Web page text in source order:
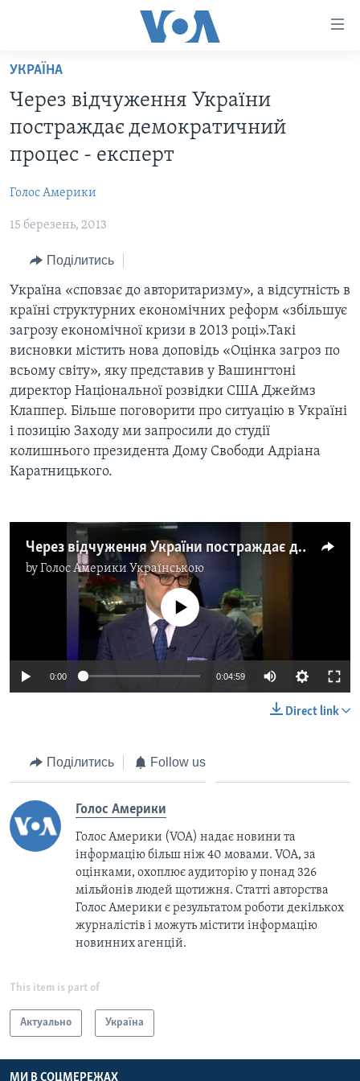
Перейти
матеріалу
Перейти
меню
сторінки
до
АКТУАЛЬНО
УКРАЇНА
ВІЙНА - ЦЕ ОСОБИСТЕ
УКРАЇНЦІ У СВІТІ
НАУКА
ЗДОРОВ'Я
КУЛЬТУРА
СУСПІЛЬСТВО
ЕКОНОМІКА
ІСТОРІЇ УСПІХУ УКРАЇНЦІВ
АНАЛІТИКА
АДМІНІСТРАЦІЯ ПРЕЗИДЕНТА ТРАМПА: ПЕРШІ 100
ДНІВ
ІНТЕРВ'Ю
БОРОТЬБА З ДЕЗІНФОРМАЦІЄЮ
ТЕЛЕПРОГРАМИ
ЧАС-TIME
БРИФІНГ ГОЛОСУ АМЕРИКИ
СТУДІЯ ВАШИНГТОН
ПРАЙМ-ТАЙМ
ПОГЛЯД З ВАШИНГТОНА
ENGLISH
Learning English
УКРАЇНА
Через відчуження України
постраждає демократичний
процес - експерт
Голос Америки
15 березень, 2013
Поділитись
Україна «сповзає до авторитаризму», а відсутність в
країні структурних економічних реформ «збільшує
загрозу економічної кризи в 2013 році».Такі
висновки містить нова доповідь «Оцінка загроз по
всьому світу», яку представив у Вашингтоні
директор Національної розвідки США Джеймз
Клаппер. Більше поговорити про ситуацію в Україні
і позицію Заходу ми запросили до студії
колишнього президента Дому Свободи Адріана
Каратницького.
Через відчуження України постраждає демократичний процес - експерт
byГолос Америки Українською
No media source currently available
0:00 0:04:59
Direct link
Поділитись Follow us
Голос Америки
Голос Америки (VOA) надає новини та
інформацію більш ніж 40 мовами. VOA, за
оцінками, охоплює аудиторію у понад 326
мільйонів людей щотижня. Статті авторства
Голос Америки є результатом роботи декількох
журналістів і можуть містити інформацію
новинних агенцій.
This item is part of
Актуально Україна
МИ В СОЦМЕРЕЖАХ